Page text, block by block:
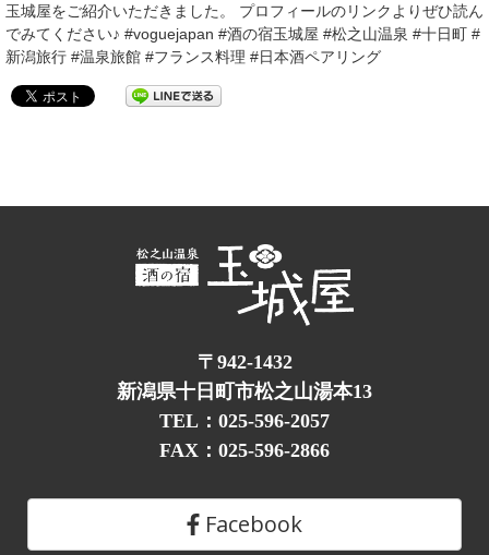
玉城屋をご紹介いただきました。 プロフィールのリンクよりぜひ読ん
でみてください♪ #voguejapan #酒の宿玉城屋 #松之山温泉 #十日町 #
新潟旅行 #温泉旅館 #フランス料理 #日本酒ペアリング
〒942-1432
新潟県十日町市松之山湯本13
TEL：025-596-2057
FAX：025-596-2866
Facebook